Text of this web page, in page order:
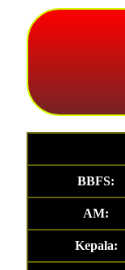
BBFS:
AM:
Kepala: